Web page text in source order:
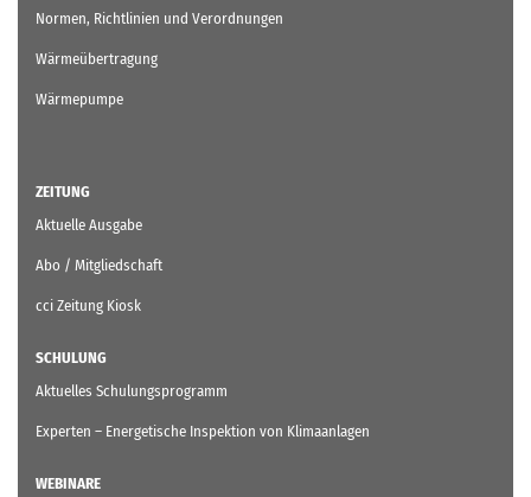
Normen, Richtlinien und Verordnungen
Wärmeübertragung
Wärmepumpe
ZEITUNG
Aktuelle Ausgabe
Abo / Mitgliedschaft
cci Zeitung Kiosk
SCHULUNG
Aktuelles Schulungsprogramm
Experten – Energetische Inspektion von Klimaanlagen
WEBINARE